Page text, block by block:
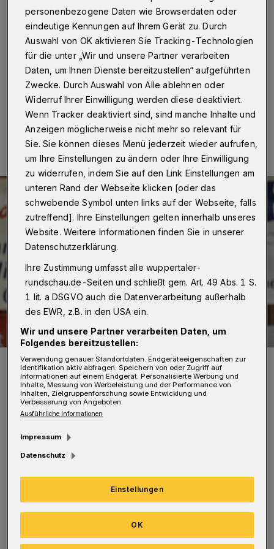
Wuppertal· Mit einem Auswärtsspiel bei GWD Minden
startet der Handball-Bundesligist Bergischer HC am
Sonntag (4. September 2022) um 16:05 Uhr in die
neue Saison.
04.09.2022 , 08:30 Uhr Eine Minute Lesezeit
BHC-Neuzugang Noah Beyer.
Foto: Dirk Freund
Dabei kämpft der „runderneuerte“ BHC um
Sowohl Trainer Jamal Naji als auch die sieben
personenbezogene Daten wie Browserdaten oder
eindeutige Kennungen auf Ihrem Gerät zu. Durch
Auswahl von OK aktivieren Sie Tracking-Technologien
für die unter „Wir und unsere Partner verarbeiten
Daten, um Ihnen Dienste bereitzustellen“ aufgeführten
Zwecke. Durch Auswahl von Alle ablehnen oder
Widerruf Ihrer Einwilligung werden diese deaktiviert.
Wenn Tracker deaktiviert sind, sind manche Inhalte und
Anzeigen möglicherweise nicht mehr so relevant für
Sie. Sie können dieses Menü jederzeit wieder aufrufen,
um Ihre Einstellungen zu ändern oder Ihre Einwilligung
zu widerrufen, indem Sie auf den Link Einstellungen am
unteren Rand der Webseite klicken [oder das
schwebende Symbol unten links auf der Webseite, falls
zutreffend]. Ihre Einstellungen gelten innerhalb unseres
Website. Weitere Informationen finden Sie in unserer
Datenschutzerklärung.
Ihre Zustimmung umfasst alle wuppertaler-
rundschau.de-Seiten und schließt gem. Art. 49 Abs. 1 S.
1 lit. a DSGVO auch die Datenverarbeitung außerhalb
des EWR, z.B. in den USA ein.
Wir und unsere Partner verarbeiten Daten, um
Folgendes bereitzustellen:
Verwendung genauer Standortdaten. Endgeräteeigenschaften zur
Identifikation aktiv abfragen. Speichern von oder Zugriff auf
Informationen auf einem Endgerät. Personalisierte Werbung und
Inhalte, Messung von Werbeleistung und der Performance von
Inhalten, Zielgruppenforschung sowie Entwicklung und
Verbesserung von Angeboten.
Ausführliche Informationen
Impressum
Datenschutz
Einstellungen
OK